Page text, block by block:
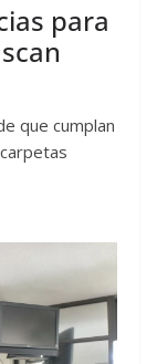
para
que cumplan